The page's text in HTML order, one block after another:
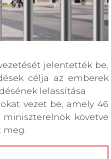
jelentették be,
célja az emberek
lelassítása
vezet be, amely 46
követve